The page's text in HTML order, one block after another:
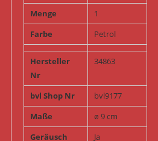
Menge
1
Farbe
Petrol
Hersteller
Nr
34863
bvl Shop Nr
bvl9177
Maße
ø 9 cm
Geräusch
Ja